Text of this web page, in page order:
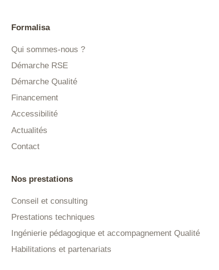
Formalisa
Qui sommes-nous ?
Démarche RSE
Démarche Qualité
Financement
Accessibilité
Actualités
Contact
Nos prestations
Conseil et consulting
Prestations techniques
Ingénierie pédagogique et accompagnement Qualité
Habilitations et partenariats